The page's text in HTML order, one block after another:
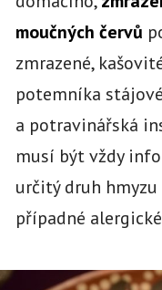
moučných červů
zmrazené,
potemníka
a potravinářská
musí být vždy
určitý druh
případné